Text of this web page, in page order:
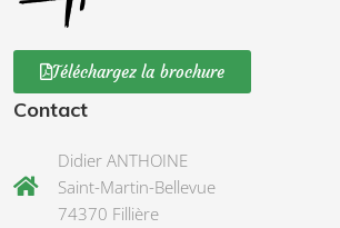
Téléchargez la brochure
Contact
Didier ANTHOINE
Saint-Martin-Bellevue
74370 Fillière